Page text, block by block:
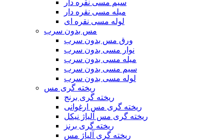
سیم مسی نقره دار
میله مسی نقره دار
لوله مسی نقره ای
مس بدون سرب
ورق مس بدون سرب
نوار مسی بدون سرب
میله مسی بدون سرب
سیم مسی بدون سرب
لوله مسی بدون سرب
ریخته گری مس
ریخته گری برنج
ریخته گری مس ارغوانی
ریخته گری مس آلیاژ نیکل
ریخته گری برنز
ریخته گری آلیاژ مس